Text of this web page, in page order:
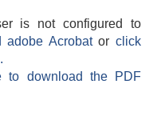
is not configured to
adobe Acrobatorclick
to download the PDF